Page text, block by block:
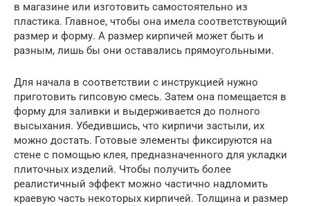
в магазине или изготовить самостоятельно из
пластика. Главное, чтобы она имела соответствующий
размер и форму. А размер кирпичей может быть и
разным, лишь бы они оставались прямоугольными.
Для начала в соответствии с инструкцией нужно
приготовить гипсовую смесь. Затем она помещается в
форму для заливки и выдерживается до полного
высыхания. Убедившись, что кирпичи застыли, их
можно достать. Готовые элементы фиксируются на
стене с помощью клея, предназначенного для укладки
плиточных изделий. Чтобы получить более
реалистичный эффект можно частично надломить
краевую часть некоторых кирпичей. Толщина и размер